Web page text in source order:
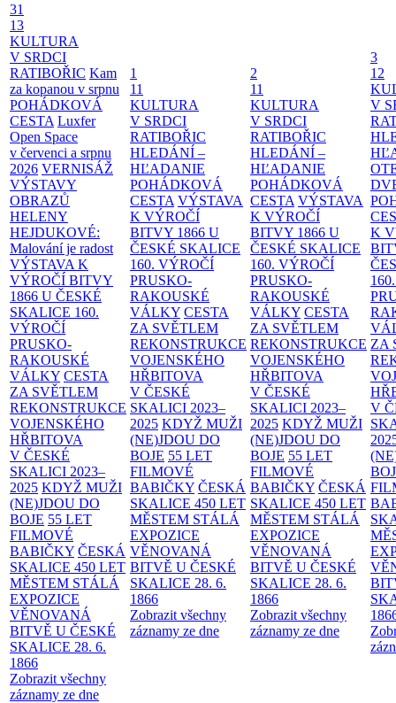
31
13
KULTURA
V SRDCI
RATIBOŘIC Kam
za kopanou v srpnu
POHÁDKOVÁ
CESTA Luxfer
Open Space
v červenci a srpnu
2026 VERNISÁŽ
VÝSTAVY
OBRAZŮ
HELENY
HEJDUKOVÉ:
Malování je radost
VÝSTAVA K
VÝROČÍ BITVY
1866 U ČESKÉ
SKALICE 160.
VÝROČÍ
PRUSKO-
RAKOUSKÉ
VÁLKY CESTA
ZA SVĚTLEM
REKONSTRUKCE
VOJENSKÉHO
HŘBITOVA
V ČESKÉ
SKALICI 2023–
2025 KDYŽ MUŽI
(NE)JDOU DO
BOJE 55 LET
FILMOVÉ
BABIČKY ČESKÁ
SKALICE 450 LET
MĚSTEM STÁLÁ
EXPOZICE
VĚNOVANÁ
BITVĚ U ČESKÉ
SKALICE 28. 6.
1866
Zobrazit všechny
záznamy ze dne
1
11
KULTURA
V SRDCI
RATIBOŘIC
HLEDÁNÍ –
HĽADANIE
POHÁDKOVÁ
CESTA VÝSTAVA
K VÝROČÍ
BITVY 1866 U
ČESKÉ SKALICE
160. VÝROČÍ
PRUSKO-
RAKOUSKÉ
VÁLKY CESTA
ZA SVĚTLEM
REKONSTRUKCE
VOJENSKÉHO
HŘBITOVA
V ČESKÉ
SKALICI 2023–
2025 KDYŽ MUŽI
(NE)JDOU DO
BOJE 55 LET
FILMOVÉ
BABIČKY ČESKÁ
SKALICE 450 LET
MĚSTEM STÁLÁ
EXPOZICE
VĚNOVANÁ
BITVĚ U ČESKÉ
SKALICE 28. 6.
1866
Zobrazit všechny
záznamy ze dne
2
11
KULTURA
V SRDCI
RATIBOŘIC
HLEDÁNÍ –
HĽADANIE
POHÁDKOVÁ
CESTA VÝSTAVA
K VÝROČÍ
BITVY 1866 U
ČESKÉ SKALICE
160. VÝROČÍ
PRUSKO-
RAKOUSKÉ
VÁLKY CESTA
ZA SVĚTLEM
REKONSTRUKCE
VOJENSKÉHO
HŘBITOVA
V ČESKÉ
SKALICI 2023–
2025 KDYŽ MUŽI
(NE)JDOU DO
BOJE 55 LET
FILMOVÉ
BABIČKY ČESKÁ
SKALICE 450 LET
MĚSTEM STÁLÁ
EXPOZICE
VĚNOVANÁ
BITVĚ U ČESKÉ
SKALICE 28. 6.
1866
Zobrazit všechny
záznamy ze dne
3
12
V
K
ZA
V